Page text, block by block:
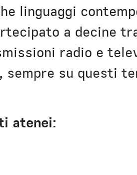
linguaggi
a decine
radio e
su questi
atenei: